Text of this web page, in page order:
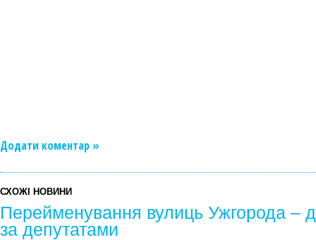
Додати коментар »
СХОЖІ НОВИНИ
Перейменування вулиць Ужгорода –
за депутатами